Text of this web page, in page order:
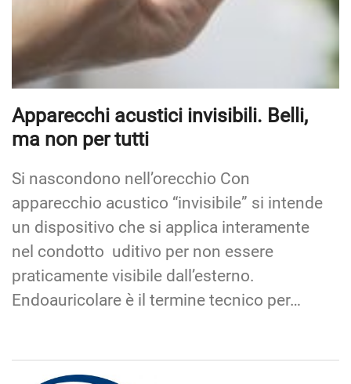
Apparecchi acustici invisibili. Belli,
ma non per tutti
Si nascondono nell’orecchio Con
apparecchio acustico “invisibile” si intende
un dispositivo che si applica interamente
nel condotto uditivo per non essere
praticamente visibile dall’esterno.
Endoauricolare è il termine tecnico per…